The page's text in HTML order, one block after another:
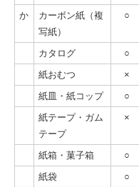
か
カーボン紙（複
写紙）
○
カタログ
○
紙おむつ
×
紙皿・紙コップ
○
紙テープ・ガム
テープ
×
紙箱・菓子箱
○
紙袋
○